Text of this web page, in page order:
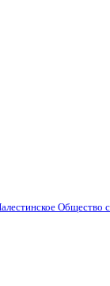
Общество